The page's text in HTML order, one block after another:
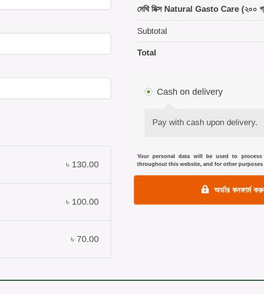
৳ 130.00
৳ 100.00
৳ 70.00
মেথি মিক্স Natural Gasto Care (২০০
Subtotal
Total
Cash on delivery
Pay with cash upon delivery.
Your personal data will be used to
throughout this website, and for other
অর্ডার কনফার্ম